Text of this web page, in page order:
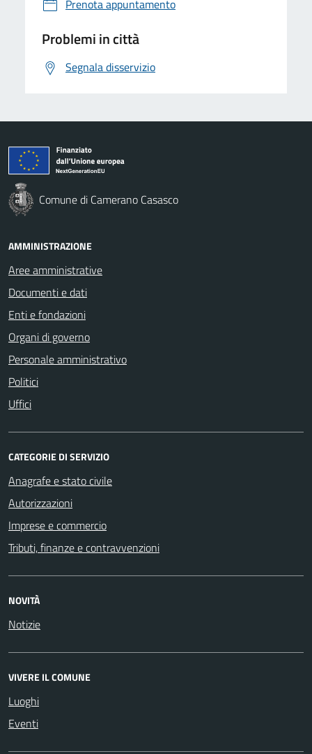
Prenota appuntamento
Problemi in città
Segnala disservizio
Comune di Camerano Casasco
AMMINISTRAZIONE
Aree amministrative
Documenti e dati
Enti e fondazioni
Organi di governo
Personale amministrativo
Politici
Uffici
CATEGORIE DI SERVIZIO
Anagrafe e stato civile
Autorizzazioni
Imprese e commercio
Tributi, finanze e contravvenzioni
NOVITÀ
Notizie
VIVERE IL COMUNE
Luoghi
Eventi